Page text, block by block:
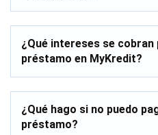
¿Qué intereses se cobran
préstamo en MyKredit?
¿Qué hago si no puedo
préstamo?